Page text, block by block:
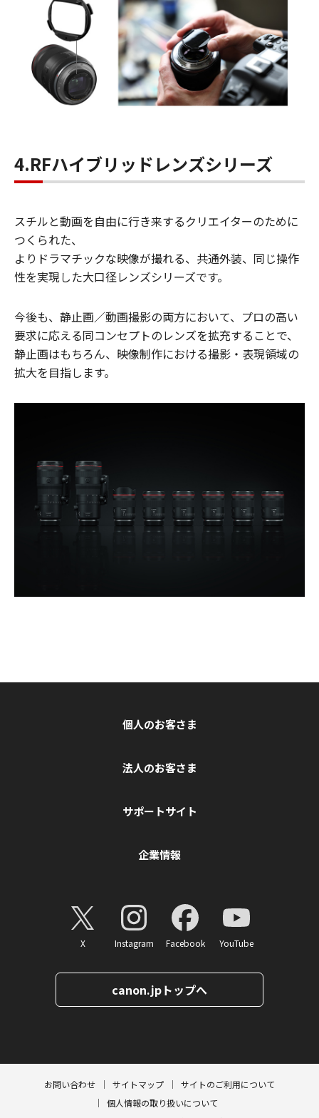
4.RFハイブリッドレンズシリーズ
スチルと動画を自由に行き来するクリエイターのために
つくられた、
よりドラマチックな映像が撮れる、共通外装、同じ操作
性を実現した大口径レンズシリーズです。
今後も、静止画／動画撮影の両方において、プロの高い
要求に応える同コンセプトのレンズを拡充することで、
静止画はもちろん、映像制作における撮影・表現領域の
拡大を目指します。
個人のお客さま
法人のお客さま
サポートサイト
企業情報
X Instagram Facebook YouTube
canon.jpトップへ
お問い合わせ サイトマップ
サイトのご利用について
個人情報の取り扱いについて